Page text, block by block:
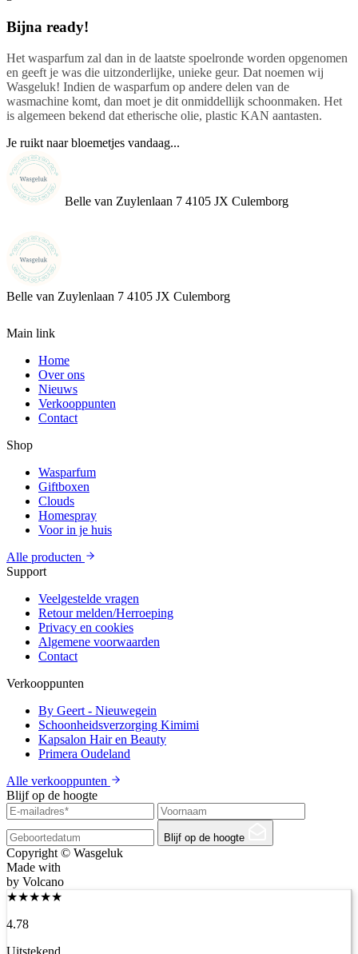
Bijna ready!
Het wasparfum zal dan in de laatste spoelronde worden opgenomen
en geeft je was die uitzonderlijke, unieke geur. Dat noemen wij
Wasgeluk! Indien de wasparfum op andere delen van de
wasmachine komt, dan moet je dit onmiddellijk schoonmaken. Het
is algemeen bekend dat etherische olie, plastic KAN aantasten.
Je ruikt naar bloemetjes vandaag...
Belle van Zuylenlaan 7 4105 JX Culemborg
Belle van Zuylenlaan 7 4105 JX Culemborg
Main link
Home
Over ons
Nieuws
Verkooppunten
Contact
Shop
Wasparfum
Giftboxen
Clouds
Homespray
Voor in je huis
Alle producten
Support
Veelgestelde vragen
Retour melden/Herroeping
Privacy en cookies
Algemene voorwaarden
Contact
Verkooppunten
By Geert - Nieuwegein
Schoonheidsverzorging Kimimi
Kapsalon Hair en Beauty
Primera Oudeland
Alle verkooppunten
Blijf op de hoogte
Blijf op de hoogte
Copyright © Wasgeluk
Made with
by Volcano
★★★★★
4.78
Uitstekend